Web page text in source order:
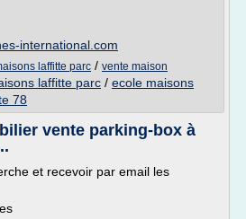
international.com
laffitte parc / vente maison
laffitte parc / ecole maisons
78
vente parking-box à
et recevoir par email les